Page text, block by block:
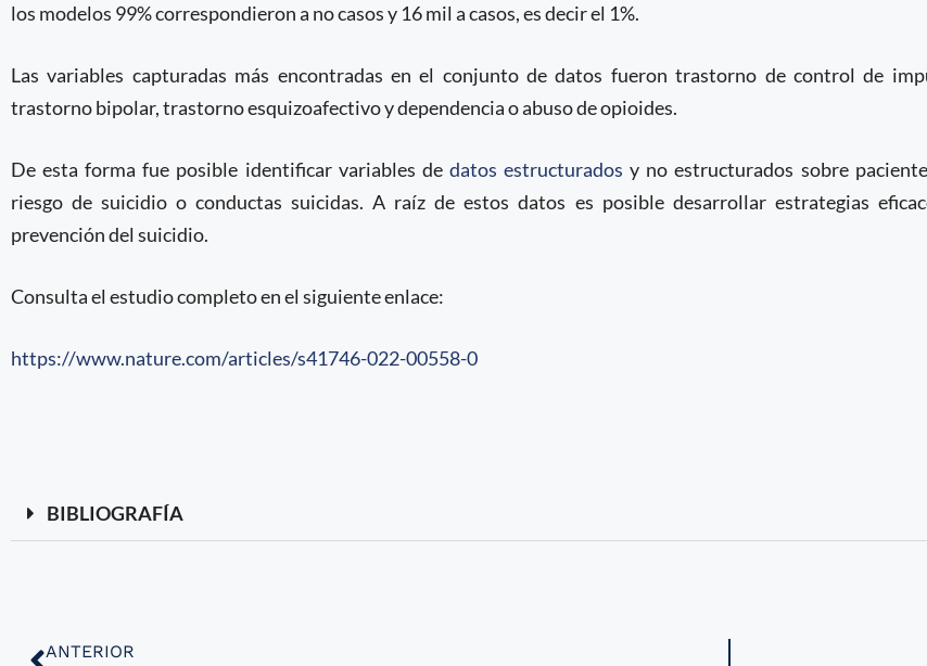
los modelos 99% correspondieron a no casos y 16 mil a casos, es decir el 1%.
Las variables capturadas más encontradas en el conjunto de datos fueron trastorno de control de
trastorno bipolar, trastorno esquizoafectivo y dependencia o abuso de opioides.
De esta forma fue posible identificar variables de datos estructurados y no estructurados sobre
riesgo de suicidio o conductas suicidas. A raíz de estos datos es posible desarrollar estrategias
prevención del suicidio.
Consulta el estudio completo en el siguiente enlace:
https://www.nature.com/articles/s41746-022-00558-0
BIBLIOGRAFÍA
ANTERIOR